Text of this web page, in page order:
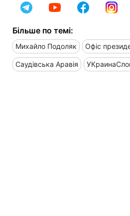
Більше по темі:
Михайло Подоляк Офіс
Саудівська Аравія